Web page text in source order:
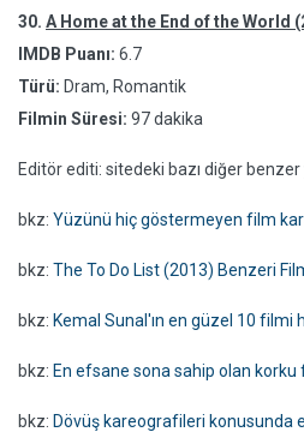
30. A Home at the End of the World
IMDB Puanı: 6.7
Türü: Dram, Romantik
Filmin Süresi: 97 dakika
Editör editi: sitedeki bazı diğer benzer
bkz: Yüzünü hiç göstermeyen film
bkz: The To Do List (2013) Benzeri
bkz: Kemal Sunal'ın en güzel 10 filmi
bkz: En efsane sona sahip olan korku
bkz: Dövüş kareografileri konusunda